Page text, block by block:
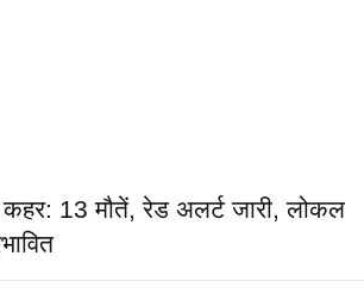
कहर: 13 मौतें, रेड अलर्ट जारी, लोकल